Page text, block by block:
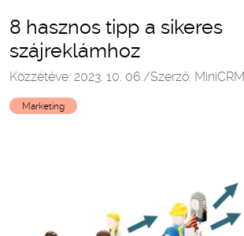
8 hasznos tipp a sikeres
szájreklámhoz
Közzétéve: 2023. 10. 06./Szerző: MiniCRM
Marketing